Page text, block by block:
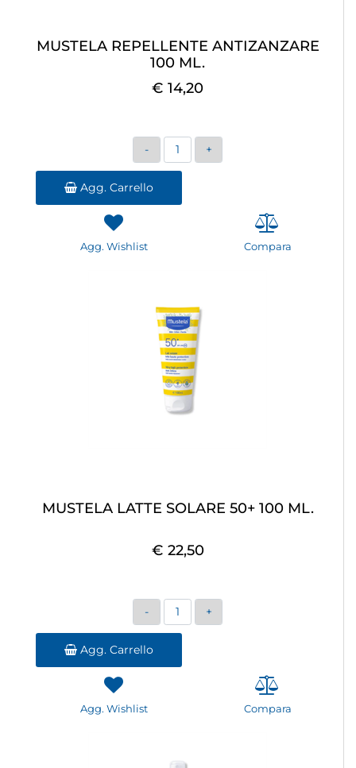
MUSTELA REPELLENTE ANTIZANZARE
100 ML.
€ 14,20
Quantità
Agg. Carrello
Agg. Wishlist Compara
MUSTELA LATTE SOLARE 50+ 100 ML.
€ 22,50
Quantità
Agg. Carrello
Agg. Wishlist Compara